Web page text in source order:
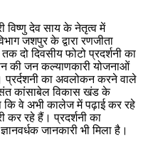
विष्णु देव साय के नेतृत्व में
जशपुर के द्वारा रणजीता
दो दिवसीय फोटो प्रदर्शनी का
की जन कल्याणकारी योजनाओं
प्रर्दशनी का अवलोकन करने वाले
कांसाबेल विकास खंड के
कि वे अभी कालेज में पढ़ाई कर रहे
कर रहे हैं। प्रदर्शनी का
जानकारी भी मिला है‌।